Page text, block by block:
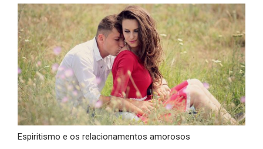
Espiritismo e os relacionamentos amorosos